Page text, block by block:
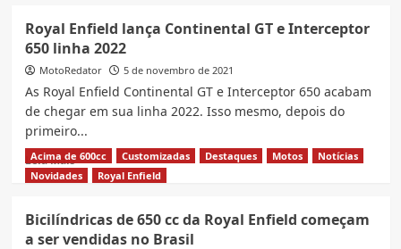
Royal Enfield lança Continental GT e Interceptor
650 linha 2022
MotoRedator 5 de novembro de 2021
As Royal Enfield Continental GT e Interceptor 650 acabam
de chegar em sua linha 2022. Isso mesmo, depois do
primeiro...
Leia MaisRead
more
Enfield
lança
Acima de 600cc Customizadas Destaques Motos
Notícias
Novidades
Royal Enfield
Bicilíndricas de 650 cc da Royal Enfield começam
a ser vendidas no Brasil